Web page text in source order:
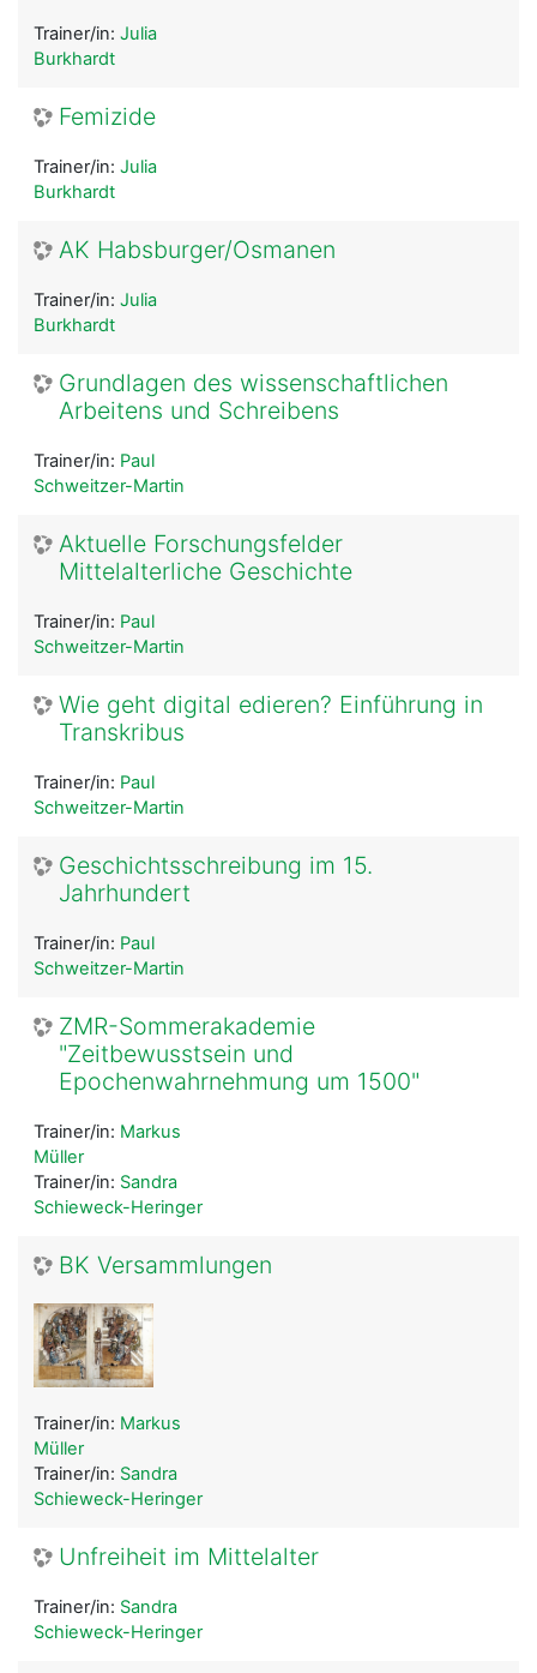
Trainer/in: Julia
Burkhardt
Femizide
Trainer/in: Julia
Burkhardt
AK Habsburger/Osmanen
Trainer/in: Julia
Burkhardt
Grundlagen des wissenschaftlichen
Arbeitens und Schreibens
Trainer/in: Paul
Schweitzer-Martin
Aktuelle Forschungsfelder
Mittelalterliche Geschichte
Trainer/in: Paul
Schweitzer-Martin
Wie geht digital edieren? Einführung in
Transkribus
Trainer/in: Paul
Schweitzer-Martin
Geschichtsschreibung im 15.
Jahrhundert
Trainer/in: Paul
Schweitzer-Martin
ZMR-Sommerakademie
"Zeitbewusstsein und
Epochenwahrnehmung um 1500"
Trainer/in: Markus
Müller
Trainer/in: Sandra
Schieweck-Heringer
BK Versammlungen
Trainer/in: Markus
Müller
Trainer/in: Sandra
Schieweck-Heringer
Unfreiheit im Mittelalter
Trainer/in: Sandra
Schieweck-Heringer